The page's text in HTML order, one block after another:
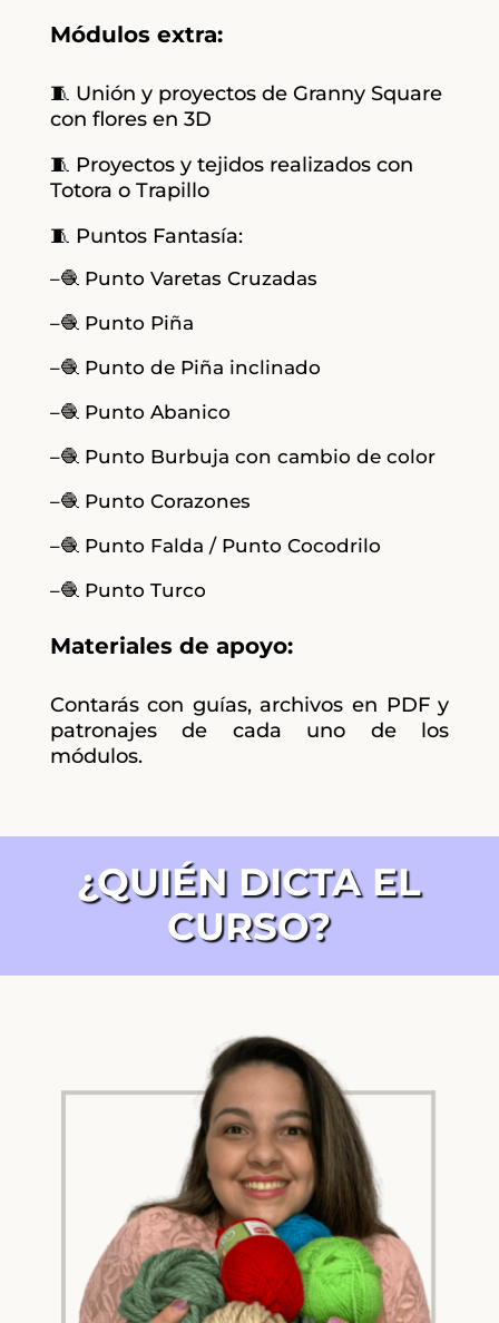
Módulos extra:
🧵 Unión y proyectos de Granny Square
con flores en 3D
🧵 Proyectos y tejidos realizados con
Totora o Trapillo
🧵 Puntos Fantasía:
–🧶 Punto Varetas Cruzadas
–🧶 Punto Piña
–🧶 Punto de Piña inclinado
–🧶 Punto Abanico
–🧶 Punto Burbuja con cambio de color
–🧶 Punto Corazones
–🧶 Punto Falda / Punto Cocodrilo
–🧶 Punto Turco
Materiales de apoyo:
Contarás con guías, archivos en PDF y
patronajes de cada uno de los
módulos.
¿QUIÉN DICTA EL
CURSO?